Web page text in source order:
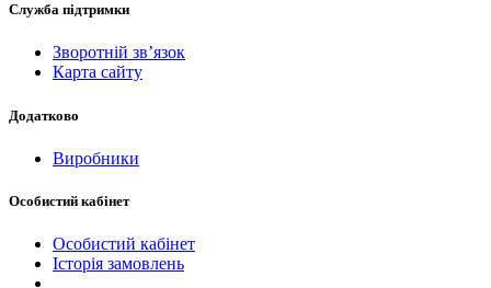
Служба підтримки
Зворотній зв’язок
Карта сайту
Додатково
Виробники
Особистий кабінет
Особистий кабінет
Історія замовлень